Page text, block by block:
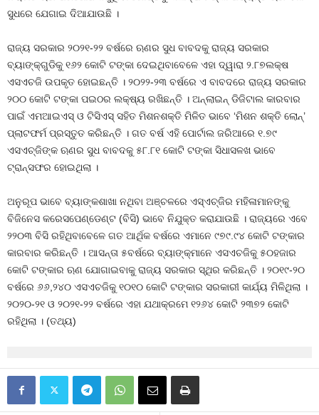
ସୁଧରେ ଯେଗାଇ ଦିଆଯାଉଛି ।
ରାଜ୍ୟ ସରକାର ୨୦୨୧-୨୨ ବର୍ଷରେ ଋଣର ସୁଧ ବାବଦକୁ ରାଜ୍ୟ ସରକାର
ବ୍ୟାଙ୍କ୍‍ଗୁଡିକୁ ୧୬୨ କୋଟି ଟଙ୍କା ଦେଇଥିବାବେଳେ ଏହା ଦ୍ୱାରା ୨.୮୭ଲକ୍ଷ
ଏସଏଚଜି ଉପକୃତ ହୋଇଛନ୍ତି । ୨୦୨୨-୨୩ ବର୍ଷରେ ଏ ବାବଦରେ ରାଜ୍ୟ ସରକାର
୨୦୦ କୋଟି ଟଙ୍କା ପଇଠର ଲକ୍ଷ୍ୟ ରଖିଛନ୍ତି । ଅନ୍‍ଲାଇନ୍‍ ଡିଜିଟାଲ କାରବାର
ପାଇଁ ଏମଆଇଏସ୍‍ ଓ ଟିସିଏସ୍‍ ସହିତ ମିଶନଶକ୍ତି ମିଳିତ ଭାବେ ‘ମିଶନ ଶକ୍ତି ଲୋନ୍‍’
ପ୍ଲାଟଫର୍ମ ପ୍ରସ୍ତୁତ କରିଛନ୍ତି । ଗତ ବର୍ଷ ଏହି ପୋର୍ଟାଲ ଜରିଆରେ ୧.୭୯
ଏସଏଚ୍‍ଜିଙ୍କ ଋଣର ସୁଧ ବାବଦକୁ ୫୮.୮୧ କୋଟି ଟଙ୍କା ସିଧାସଳଖ ଭାବେ
ଟ୍ରାନ୍ସଫର ହୋଇଥିଲା ।
ଅନୁରୂପ ଭାବେ ବ୍ୟାଙ୍କଶାଖା ନଥିବା ଅଞ୍ଚଳରେ ଏସ୍‍ଏଚ୍‍ଜିର ମହିଳାମାନଙ୍କୁ
ବିଜିନେସ କରେସପେଣ୍ଡେଣ୍ଟ (ବିସି) ଭାବେ ନିଯୁକ୍ତ କରାଯାଉଛି । ରାଜ୍ୟରେ ଏବେ
୨୨୦୩ ବିସି ରହିଥିବାବେଳେ ଗତ ଆର୍ଥିକ ବର୍ଷରେ ଏମାନେ ୯୭୯.୯୪ କୋଟି ଟଙ୍କାର
କାରବାର କରିଛନ୍ତି । ଆସନ୍ତା ୫ବର୍ଷରେ ବ୍ୟାଙ୍କ୍‍ମାନେ ଏସଏଚଜିକୁ ୫୦ହଜାର
କୋଟି ଟଙ୍କାର ଋଣ ଯୋଗାଇବାକୁ ରାଜ୍ୟ ସରକାର ସ୍ଥିର କରିଛନ୍ତି । ୨୦୧୯-୨୦
ବର୍ଷରେ ୬୬,୨୪୦ ଏସଏଚଜିକୁ ୧୦୧୦ କୋଟି ଟଙ୍କାର ସରକାରୀ କାର୍ଯ୍ୟ ମିଳିଥିଲା ।
୨୦୨୦-୨୧ ଓ ୨୦୨୧-୨୨ ବର୍ଷରେ ଏହା ଯଥାକ୍ରମେ ୧୨୬୪ କୋଟି ୨୩୭୨ କୋଟି
ରହିଥିଲା । (ତଥ୍ୟ)